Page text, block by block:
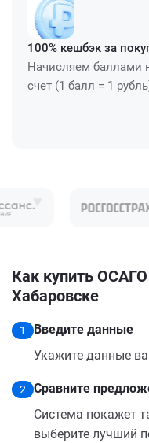
100% кешбэк за
Начисляем баллами
счет (1 балл = 1
Как купить
Хабаровске
1
Введите данные
Укажите данные
2
Сравните
Система покажет
выберите лучший